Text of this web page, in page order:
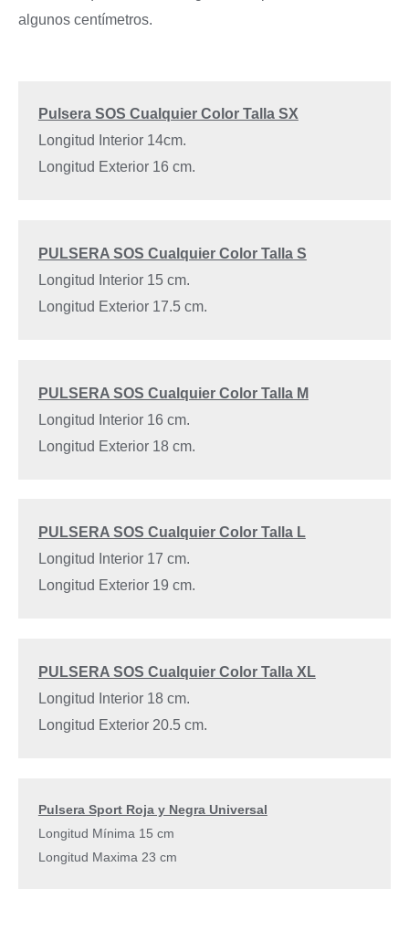
algunos centímetros.
Pulsera SOS Cualquier Color Talla SX
Longitud Interior 14cm.
Longitud Exterior 16 cm.
PULSERA SOS Cualquier Color Talla S
Longitud Interior 15 cm.
Longitud Exterior 17.5 cm.
PULSERA SOS Cualquier Color Talla M
Longitud Interior 16 cm.
Longitud Exterior 18 cm.
PULSERA SOS Cualquier Color Talla L
Longitud Interior 17 cm.
Longitud Exterior 19 cm.
PULSERA SOS Cualquier Color Talla XL
Longitud Interior 18 cm.
Longitud Exterior 20.5 cm.
Pulsera Sport Roja y Negra Universal
Longitud Mínima 15 cm
Longitud Maxima 23 cm